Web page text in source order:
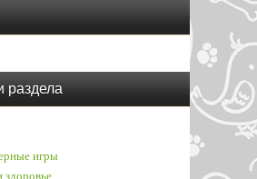
раздела
игры
здоровье